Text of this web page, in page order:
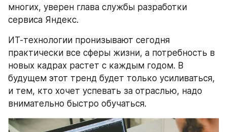
многих, уверен глава службы разработки
сервиса Яндекс.
ИТ-технологии пронизывают сегодня
практически все сферы жизни, а потребность в
новых кадрах растет с каждым годом. В
будущем этот тренд будет только усиливаться,
и тем, кто хочет успевать за отраслью, надо
внимательно быстро обучаться.